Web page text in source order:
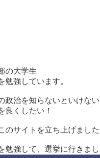
の大学生
勉強しています。
政治を知らないといけない
良くしたい！
のサイトを立ち上げました
勉強して、選挙に行きまし